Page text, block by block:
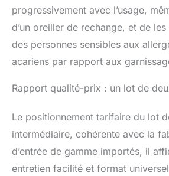
progressivement avec l’usage,
d’un oreiller de rechange, et de
des personnes sensibles aux
acariens par rapport aux
Rapport qualité-prix : un lot de
Le positionnement tarifaire du lot
intermédiaire, cohérente avec la
d’entrée de gamme importés, il
entretien facilité et format